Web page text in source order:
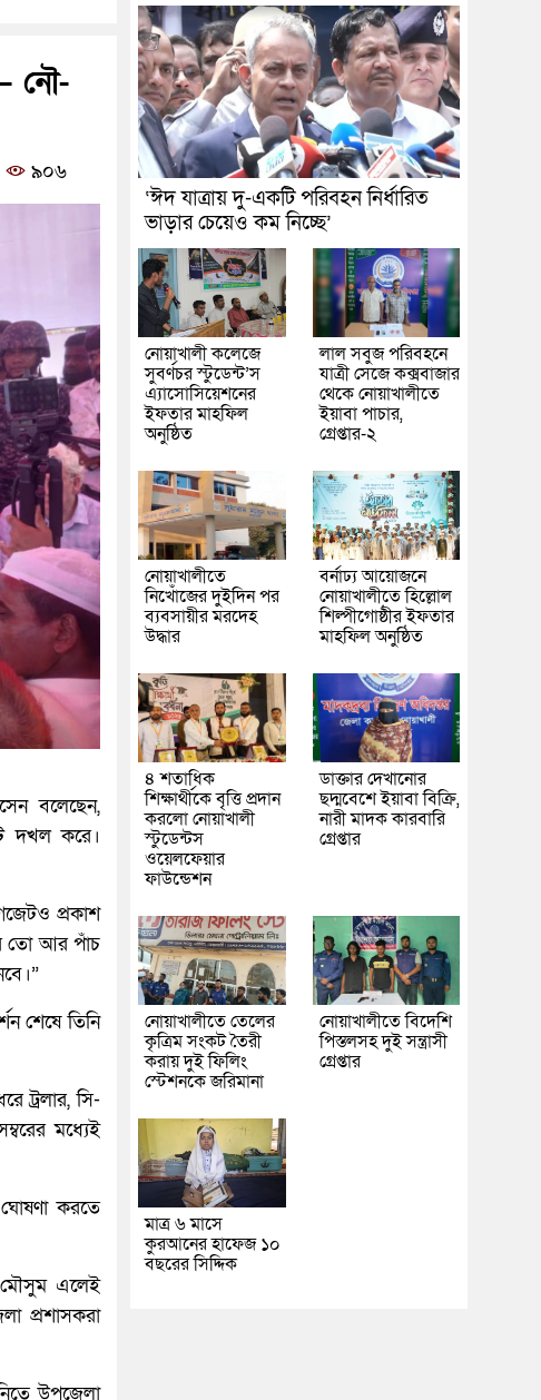
নৌ-
৯০৬
বলেছেন,
দখল করে।
প্রকাশ
তো আর পাঁচ
শেষে তিনি
ট্রলার, সি-
মধ্যেই
করতে
মৌসুম এলেই
প্রশাসকরা
উপজেলা
‘ঈদ যাত্রায় দু-একটি পরিবহন নির্ধারিত
ভাড়ার চেয়েও কম নিচ্ছে’
নোয়াখালী কলেজে
সুবর্ণচর স্টুডেন্ট’স
এ্যাসোসিয়েশনের
ইফতার মাহফিল
অনুষ্ঠিত
লাল সবুজ পরিবহনে
যাত্রী সেজে কক্সবাজার
থেকে নোয়াখালীতে
ইয়াবা পাচার,
গ্রেপ্তার-২
নোয়াখালীতে
নিখোঁজের দুইদিন পর
ব্যবসায়ীর মরদেহ
উদ্ধার
বর্নাঢ্য আয়োজনে
নোয়াখালীতে হিল্লোল
শিল্পীগোষ্ঠীর ইফতার
মাহফিল অনুষ্ঠিত
৪ শতাধিক
শিক্ষার্থীকে বৃত্তি প্রদান
করলো নোয়াখালী
স্টুডেন্টস
ওয়েলফেয়ার
ফাউন্ডেশন
ডাক্তার দেখানোর
ছদ্মবেশে ইয়াবা বিক্রি,
নারী মাদক কারবারি
গ্রেপ্তার
নোয়াখালীতে তেলের
কৃত্রিম সংকট তৈরী
করায় দুই ফিলিং
স্টেশনকে জরিমানা
নোয়াখালীতে বিদেশি
পিস্তলসহ দুই সন্ত্রাসী
গ্রেপ্তার
মাত্র ৬ মাসে
কুরআনের হাফেজ ১০
বছরের সিদ্দিক